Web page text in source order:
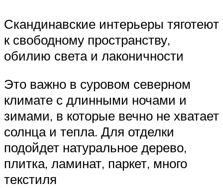
Скандинавские интерьеры тяготеют
к свободному пространству,
обилию света и лаконичности
Это важно в суровом северном
климате с длинными ночами и
зимами, в которые вечно не хватает
солнца и тепла. Для отделки
подойдет натуральное дерево,
плитка, ламинат, паркет, много
текстиля